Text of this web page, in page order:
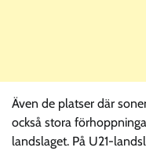
Även de platser där
också stora
landslaget. På U21-